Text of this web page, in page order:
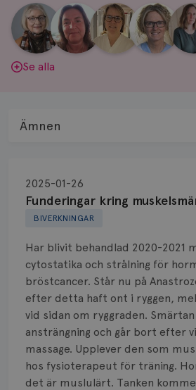
Aina
Johnsson
|
Anne
Andersson
Fredrika
Killander
|
Jeanette
Bäcklund
|
Maria
Se alla
BIVERKNINGAR
Funderingar kring
2025-01-26
Har blivit behandlad 2020-2021
cytostatika och strålning för
bröstcancer. Står nu på
efter detta haft ont i ryggen,
vid sidan om ryggraden.
ansträngning och går bort efter
massage. Upplever den som
hos fysioterapeut för träning.
det är muslulärt. Tanken
Ämnen
Biopsi
Biverkningar
Bröstvårta
Knöl
Läkemedel
Typ av bröstcancer
Smärta